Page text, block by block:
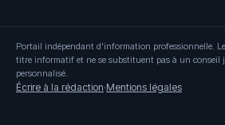
Portail indépendant d'information professionnelle.
titre informatif et ne se substituent pas à un conseil
personnalisé.
Écrire à la rédaction·Mentions légales